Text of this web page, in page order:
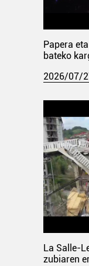
Papera
bateko
2026/07/
La Salle-
zubiaren